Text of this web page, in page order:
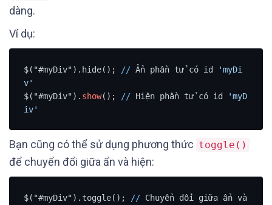
dàng.
Ví dụ:
$("#myDiv").hide(); // Ẩn phần tử có id
'myDi
v'
$("#myDiv"). show(); // Hiện phần tử có id
'myD
iv'
Bạn cũng có thể sử dụng phương thức toggle()
để chuyển đổi giữa ẩn và hiện:
$("#myDiv").toggle(); // Chuyển đổi giữa ẩn và